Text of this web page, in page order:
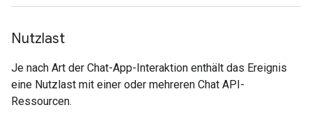
Nutzlast
Je nach Art der Chat-App-Interaktion enthält das Ereignis
eine Nutzlast mit einer oder mehreren Chat API-
Ressourcen.